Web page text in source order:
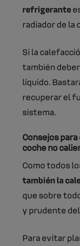
refrigerante
radiador de la
Si la
también
líquido.
recuperar el
sistema.
Consejos
coche no
Como todos
también la
que sobre
y prudente
Para evitar